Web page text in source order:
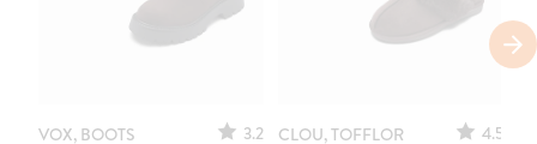
VOX, BOOTS 3.2 CLOU, TOFFLOR 4.5